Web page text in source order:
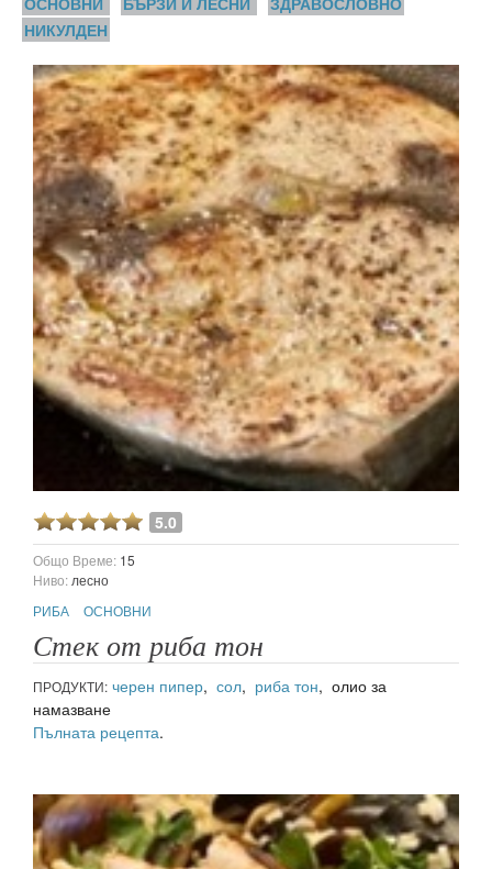
НИКУЛДЕН
5.0
Общо Време: 15
Ниво: лесно
РИБА
ОСНОВНИ
Стек от риба тон
ПРОДУКТИ: черен пипер, сол, риба тон, олио за
намазване
Пълната рецепта.